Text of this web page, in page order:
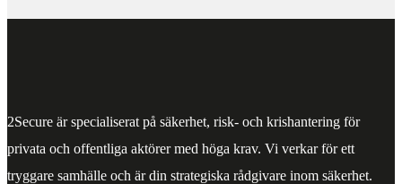
2Secure är specialiserat på säkerhet, risk- och krishantering för
privata och offentliga aktörer med höga krav. Vi verkar för ett
tryggare samhälle och är din strategiska rådgivare inom säkerhet.